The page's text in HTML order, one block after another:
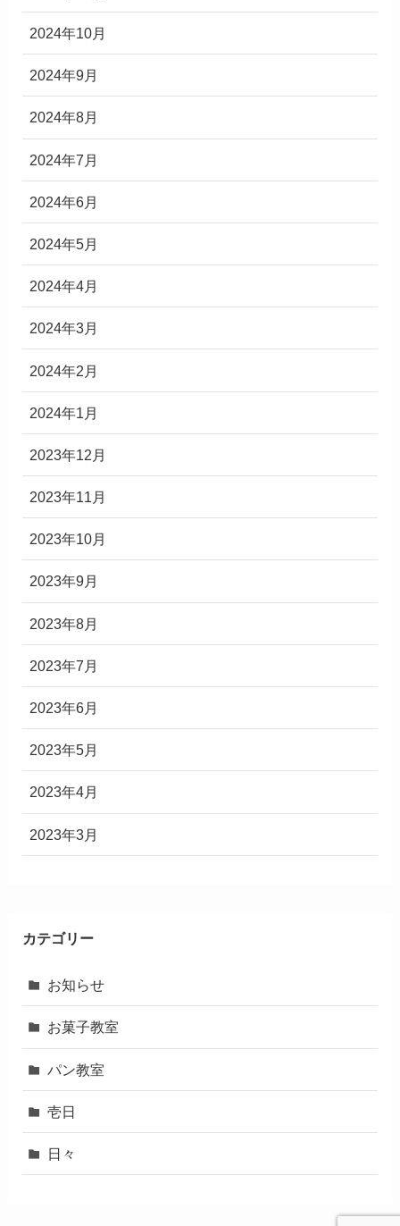
2024年10月
2024年9月
2024年8月
2024年7月
2024年6月
2024年5月
2024年4月
2024年3月
2024年2月
2024年1月
2023年12月
2023年11月
2023年10月
2023年9月
2023年8月
2023年7月
2023年6月
2023年5月
2023年4月
2023年3月
カテゴリー
お知らせ
お菓子教室
パン教室
壱日
日々